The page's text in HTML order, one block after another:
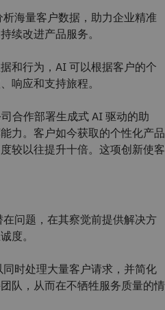
析海量客户数据，助力企业精准
续改进产品服务。
和行为，AI 可以根据客户的个
响应和支持旅程。
合作部署生成式 AI 驱动的助
力。客户如今获取的个性化产品
较以往提升十倍。这项创新使客
在问题，在其察觉前提供解决方
度。
同时处理大量客户请求，并简化
队，从而在不牺牲服务质量的情